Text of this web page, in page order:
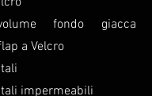
fondo giacca
a Velcro
impermeabili